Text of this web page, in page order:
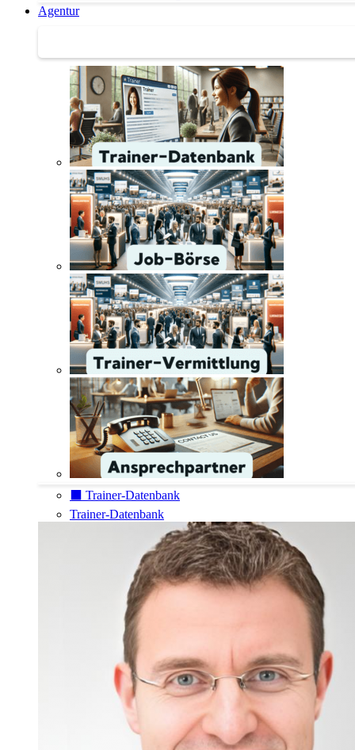
Agentur
⬛️ Trainer-Datenbank
Trainer-Datenbank